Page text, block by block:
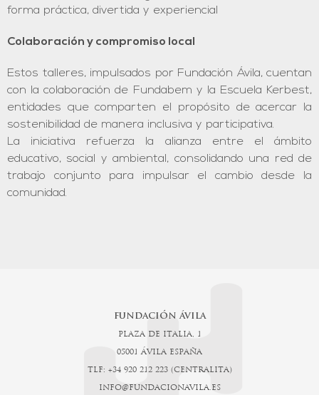
forma práctica, divertida y experiencial
Colaboración y compromiso local
Estos talleres, impulsados por Fundación Ávila, cuentan
con la colaboración de Fundabem y la Escuela Kerbest,
entidades que comparten el propósito de acercar la
sostenibilidad de manera inclusiva y participativa.
La iniciativa refuerza la alianza entre el ámbito
educativo, social y ambiental, consolidando una red de
trabajo conjunto para impulsar el cambio desde la
comunidad.
FUNDACIÓN ÁVILA
PLAZA DE ITALIA, 1
05001 ÁVILA ESPAÑA
TLF: +34 920 212 223 (CENTRALITA)
INFO@FUNDACIONAVILA.ES